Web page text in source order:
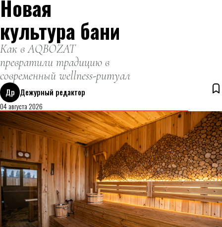
Новая
культура бани
Как в AQBOZAT
превратили традицию в
современный wellness-ритуал
Др Дежурный редактор
04 августа 2026